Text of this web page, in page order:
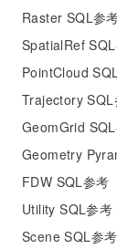
Raster SQL参
SpatialRef
PointCloud
Trajectory SQL
GeomGrid
Geometry
FDW SQL参考
Utility SQL参考
Scene SQL参考